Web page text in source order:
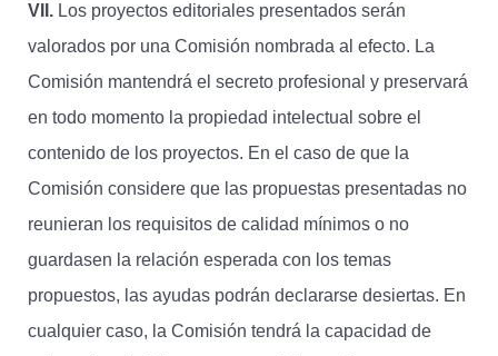
VII. Los proyectos editoriales presentados serán
valorados por una Comisión nombrada al efecto. La
Comisión mantendrá el secreto profesional y preservará
en todo momento la propiedad intelectual sobre el
contenido de los proyectos. En el caso de que la
Comisión considere que las propuestas presentadas no
reunieran los requisitos de calidad mínimos o no
guardasen la relación esperada con los temas
propuestos, las ayudas podrán declararse desiertas. En
cualquier caso, la Comisión tendrá la capacidad de